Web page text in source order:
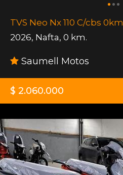
TVS Neo Nx 110 C/cbs 0km
2026, Nafta, 0 km.
Saumell Motos
$ 2.060.000